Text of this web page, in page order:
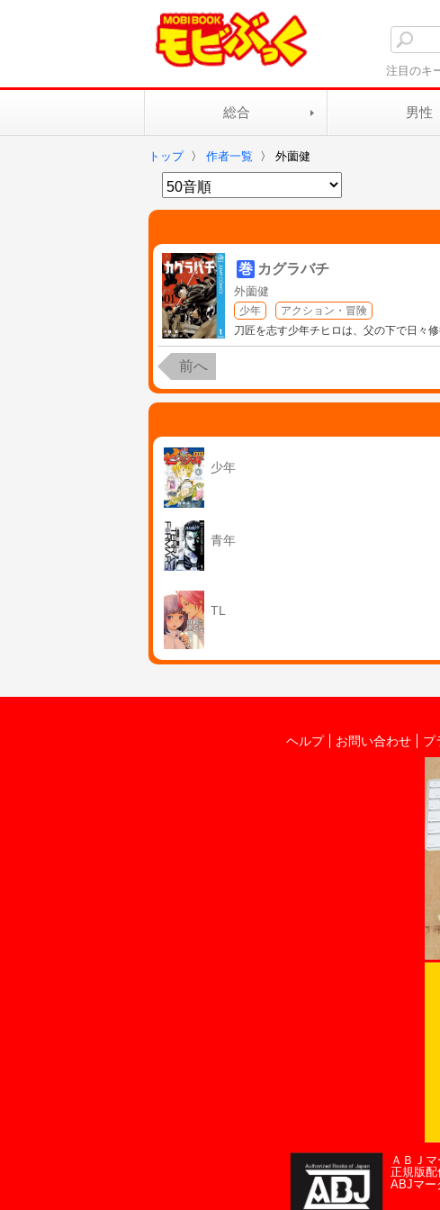
注目のキ
総合 男性
トップ 〉 作者一覧 〉 外薗健
巻 カグラバチ
外薗健
少年
アクション・冒険
刀匠を志す少年チヒロは、父の下で日々
前へ
少年
青年
TL
ヘルプ
お問い合わせ プ
ＡＢＪ
正規版配
ABJマー